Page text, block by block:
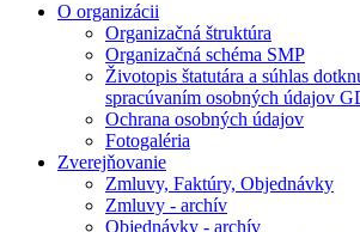
O organizácii
Organizačná štruktúra
Organizačná schéma SMP
Životopis štatutára a súhlas
spracúvaním osobných údajov
Ochrana osobných údajov
Fotogaléria
Zverejňovanie
Zmluvy, Faktúry, Objednávky
Zmluvy - archív
Objednávky - archív